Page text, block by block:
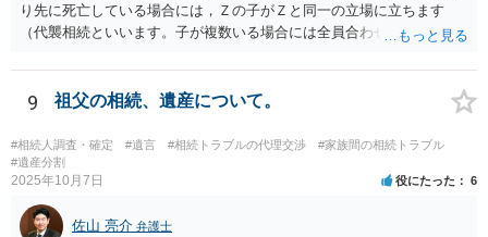
り先に死亡している場合には，Ｚの子がＺと同一の立場に立ちます
（代襲相続といいます。子が複数いる場合には全員合わせてＺと同一
つの相続分を有していますので， そのことを前提として，遺産分割協
議をすることになります（必ずしも３分の１ずつにしなくても，合意
ができれば構いません。）。 今後の対応としては， ①伯母さんの相続
財産（遺産）の全容を整理する（預貯金，有価証券，不動産等の有無
を調べることになります。） ②相続財産に照らし，相続税の申告の準
備をする（税理士の先生にご相談ください。） ③遺産分割協議をする
（ご本人同士で行っても構いませんし，弁護士に相談することもよろ
しいと思います。） ことになります。
9 祖父の相続、遺産について。
#相続人調査・確定 #遺言 #相続トラブルの代理交渉
#家族間の相続トラブル
#遺産分割
2025年10月7日 役にたった 6
佐山 亮介 弁護士